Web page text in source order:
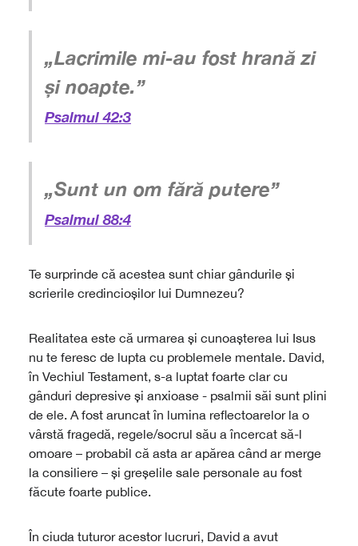
„Lacrimile mi-au fost hrană zi
și noapte.”
Psalmul 42:3
„Sunt un om fără putere”
Psalmul 88:4
Te surprinde că acestea sunt chiar gândurile și
scrierile credincioșilor lui Dumnezeu?
Realitatea este că urmarea și cunoașterea lui Isus
nu te feresc de lupta cu problemele mentale. David,
în Vechiul Testament, s-a luptat foarte clar cu
gânduri depresive și anxioase - psalmii săi sunt plini
de ele. A fost aruncat în lumina reflectoarelor la o
vârstă fragedă, regele/socrul său a încercat să-l
omoare – probabil că asta ar apărea când ar merge
la consiliere – și greșelile sale personale au fost
făcute foarte publice.
În ciuda tuturor acestor lucruri, David a avut